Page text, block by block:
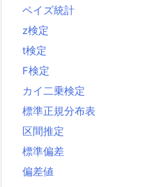
ベイズ統計
z検定
t検定
F検定
カイ二乗検定
標準正規分布表
区間推定
標準偏差
偏差値